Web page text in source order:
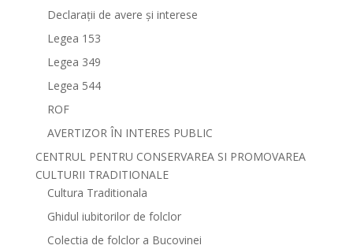
Declarații de avere și interese
Legea 153
Legea 349
Legea 544
ROF
AVERTIZOR ÎN INTERES PUBLIC
CENTRUL PENTRU CONSERVAREA SI PROMOVAREA
CULTURII TRADITIONALE
Cultura Traditionala
Ghidul iubitorilor de folclor
Colectia de folclor a Bucovinei